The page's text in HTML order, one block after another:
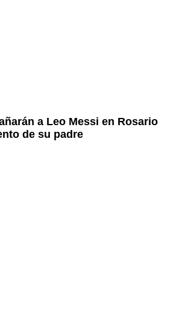
a Leo Messi en Rosario
de su padre